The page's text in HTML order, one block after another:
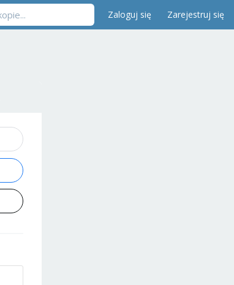
Zaloguj się Zarejestruj się